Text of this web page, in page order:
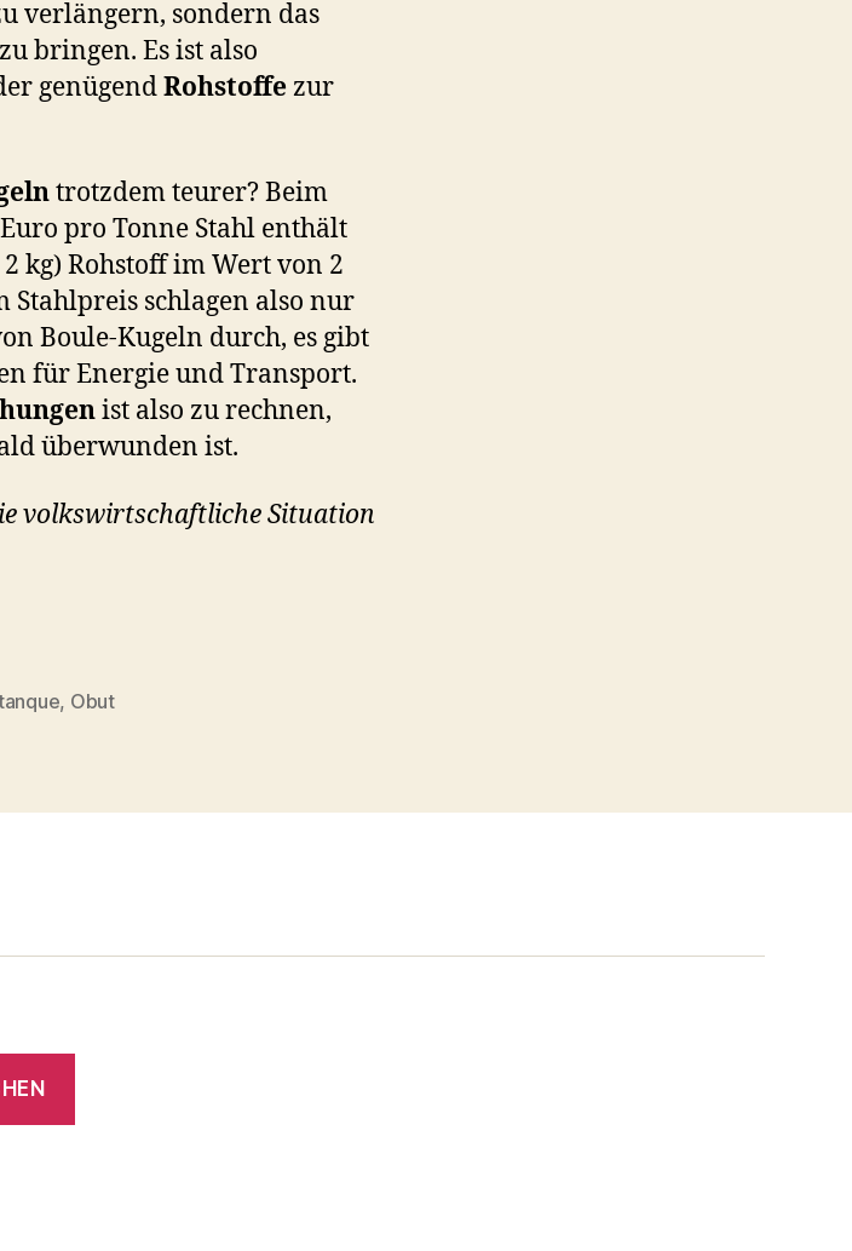
verlängern, sondern das
bringen. Es ist also
genügendRohstoffezur
trotzdem teurer? Beim
pro Tonne Stahl enthält
kg) Rohstoff im Wert von 2
Stahlpreis schlagen also nur
Boule-Kugeln durch, es gibt
für Energie und Transport.
ist also zu rechnen,
überwunden ist.
volkswirtschaftliche Situation
, Obut